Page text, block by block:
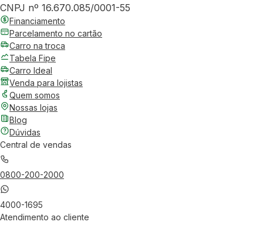
CNPJ nº 16.670.085/0001-55
Financiamento
Parcelamento no cartão
Carro na troca
Tabela Fipe
Carro Ideal
Venda para lojistas
Quem somos
Nossas lojas
Blog
Dúvidas
Central de vendas
0800-200-2000
4000-1695
Atendimento ao cliente